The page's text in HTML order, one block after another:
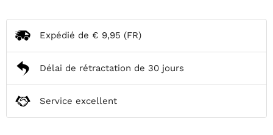
Expédié de € 9,95 (FR)
Délai de rétractation de 30 jours
Service excellent